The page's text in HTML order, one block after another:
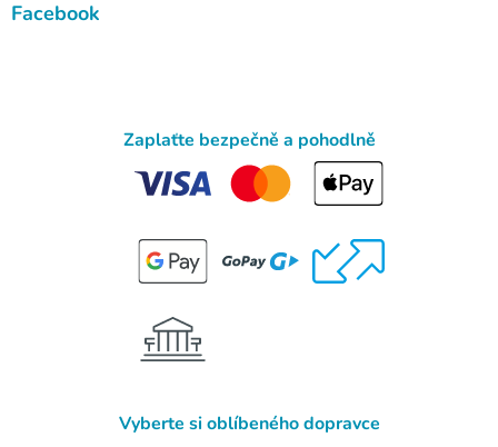
Facebook
Zaplaťte bezpečně a pohodlně
Vyberte si oblíbeného dopravce